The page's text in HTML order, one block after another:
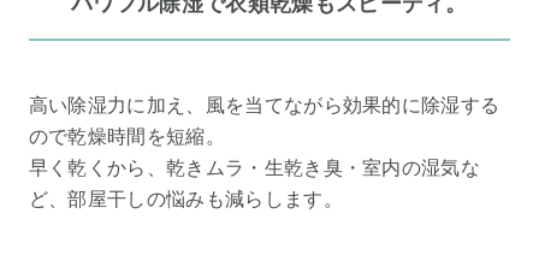
高い除湿力に加え、風を当てながら効果的に除湿する
ので乾燥時間を短縮。
早く乾くから、乾きムラ・生乾き臭・室内の湿気な
ど、部屋干しの悩みも減らします。